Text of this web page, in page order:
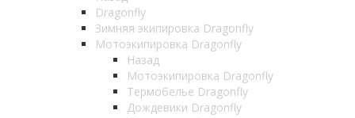
Dragonfly
Зимняя экипировка Dragonfly
Мотоэкипировка Dragonfly
Назад
Мотоэкипировка Dragonfly
Термобелье Dragonfly
Дождевики Dragonfly